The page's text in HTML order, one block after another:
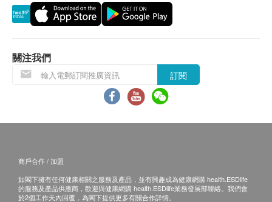
關注我們
訂閱
商戶合作 / 加盟
如閣下擁有任何健康相關之服務及產品，並有興趣成為健康網購 health.ESDlife
的服務及產品供應商，歡迎與健康網購 health.ESDlife業務發展部聯絡。我們會
於2個工作天內回覆，為閣下提供更多有關合作詳情。